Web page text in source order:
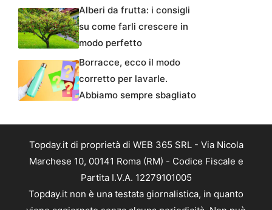
Alberi da frutta: i consigli
su come farli crescere in
modo perfetto
Borracce, ecco il modo
corretto per lavarle.
Abbiamo sempre sbagliato
Topday.it di proprietà di WEB 365 SRL - Via Nicola
Marchese 10, 00141 Roma (RM) - Codice Fiscale e
Partita I.V.A. 12279101005
Topday.it non è una testata giornalistica, in quanto